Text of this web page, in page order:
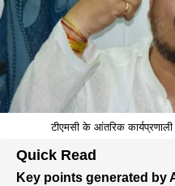
टीएमसी के आंतरिक कार्यप्रणाली
Quick Read
Key points generated by